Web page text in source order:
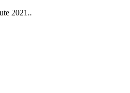
2021..